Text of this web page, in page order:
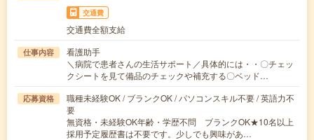
交通費
交通費全額支給
仕事内容
看護助手
＼病院で患者さんの生活サポート／具体的には・・〇チェッ
クシートを見て備品のチェックや補充する〇ベッド…
応募資格
職種未経験OK / ブランクOK / パソコンスキル不要 / 英語力不
要
無資格・未経験OK年齢・学歴不問 ブランクOK★10名以上
採用予定履歴書は不要です。少しでも興味があ…